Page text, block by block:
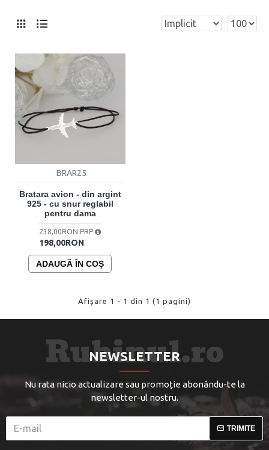
BRAR25
Bratara avion - din argint
925 - cu snur reglabil
pentru dama
198,00RON
238,00RON PRP
ADAUGĂ ÎN COŞ
Afişare 1 - 1 din 1 (1 pagini)
NEWSLETTER
Nu rata nicio actualizare sau promoție abonându-te la
newsletter-ul nostru.
TRIMITE